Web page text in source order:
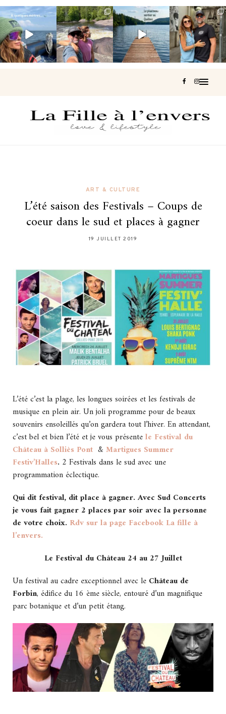
Voir une baleine
en photo, c’est
impressionnant
🐋...
Les Laurentides,
le Québec
version nature.
...
Et si je te disais
qu’il existe un
sentier où tu...
127 37
Montréal, une
très belle
surprise 🇨🇦
444
ART & CULTURE
L’été saison des Festivals – Coups de
coeur dans le sud et places à gagner
19 JUILLET 2019
L’été c’est la plage, les longues soirées et les festivals de
musique en plein air. Un joli programme pour de beaux
souvenirs ensoleillés qu’on gardera tout l’hiver. En attendant,
c’est bel et bien l’été et je vous présentele Festival du
Château à Solliès Pont & Martigues Summer
Festiv’Halles. 2 Festivals dans le sud avec une
programmation éclectique.
Qui dit festival, dit place à gagner. Avec Sud Concerts
je vous fait gagner 2 places par soir avec la personne
de votre choix. Rdv sur la page Facebook La fille à
l’envers.
Le Festival du Château 24 au 27 Juillet
Un festival au cadre exceptionnel avec le Château de
Forbin, édifice du 16 ème siècle, entouré d’un magnifique
parc botanique et d’un petit étang.